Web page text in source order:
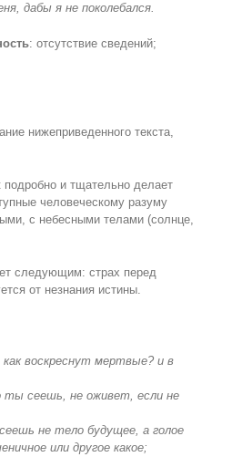
дабы я не поколебался.
: отсутствие сведений;
нижеприведенного текста,
и тщательно делает
человеческому разуму
с небесными телами (солнце,
следующим: страх перед
от незнания истины.
воскреснут мертвые? и в
ты сеешь, не оживет, если не
не тело будущее, а голое
или другое какое;